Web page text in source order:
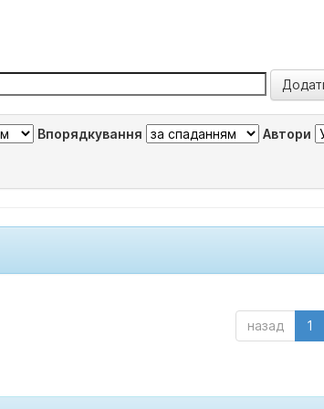
Впорядкування Автори
назад 1